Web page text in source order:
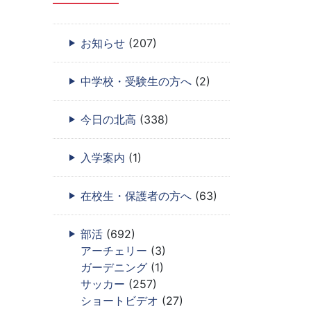
お知らせ (207)
中学校・受験生の方へ (2)
今日の北高 (338)
入学案内 (1)
在校生・保護者の方へ (63)
部活 (692)
アーチェリー (3)
ガーデニング (1)
サッカー (257)
ショートビデオ (27)